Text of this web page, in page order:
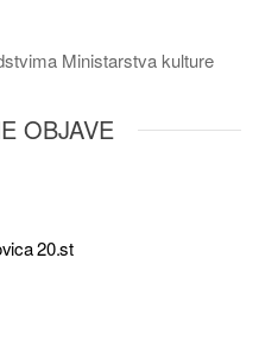
Ministarstva kulture
OBJAVE
20.st